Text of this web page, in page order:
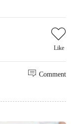
Like
Comment